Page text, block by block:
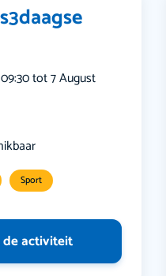
tot 7 August
Sport
activiteit